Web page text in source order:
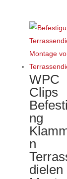
Produkt
Varianten
Die
Optionen
können
auf
der
Produktseite
gewählt
werden
WPC
Clips
ng
n
dielen